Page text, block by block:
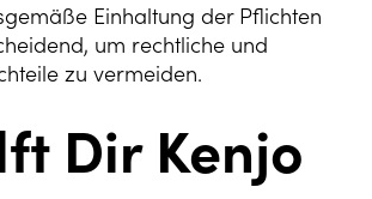
Einhaltung der Pflichten
um rechtliche und
zu vermeiden.
Dir Kenjo